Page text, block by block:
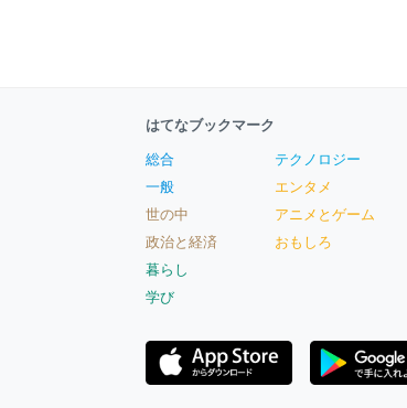
はてなブックマーク
総合
一般
世の中
政治と経済
暮らし
学び
テクノロジー
エンタメ
アニメとゲーム
おもしろ